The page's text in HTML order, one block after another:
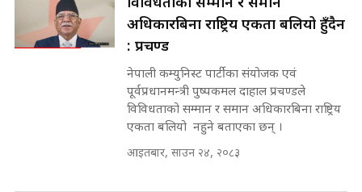
on the Same Page ||
SIDHAKURA ||
सहकारी पीडितसँग मन्त्री प्रतिभा रावलले
भनिन्–साथ दिनुहोस्, दबाब होइन ||
Sidhakura || Pratibha Rawal
घुसको डिल गर्ने मन्त्रीकाे राजिनामा,
भूमिसुधार मन्त्रीलाई जोगाइदै ! ||
SIDHAKURA ||
७८ लाख घुस खाने मन्त्री ! जोगाउने
प्रधानमन्त्री ? || SIDHAKURA ||
SIDHAKURA INVESTIGATION
अधिकारबिना राष्ट्रिय एकता बलियो हुँदैन
: प्रचण्ड
नेपाली कम्युनिस्ट पार्टीका संयोजक एवं
पूर्वप्रधानमन्त्री पुष्पकमल दाहाल प्रचण्डले
विविधताको सम्मान र समान अधिकारबिना राष्ट्रिय
एकता बलियो नहुने बताएका छन् ।
आइतबार, साउन २४, २०८३